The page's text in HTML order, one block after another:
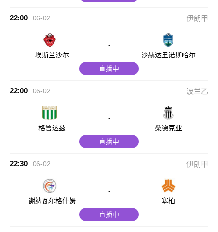
22:00 06-02 伊朗甲
埃斯兰沙尔
-
沙赫达里诺斯哈尔
直播中
22:00 06-02 波兰乙
格鲁达兹
-
桑德克亚
直播中
22:30 06-02 伊朗甲
谢纳瓦尔格什姆
-
塞柏
直播中